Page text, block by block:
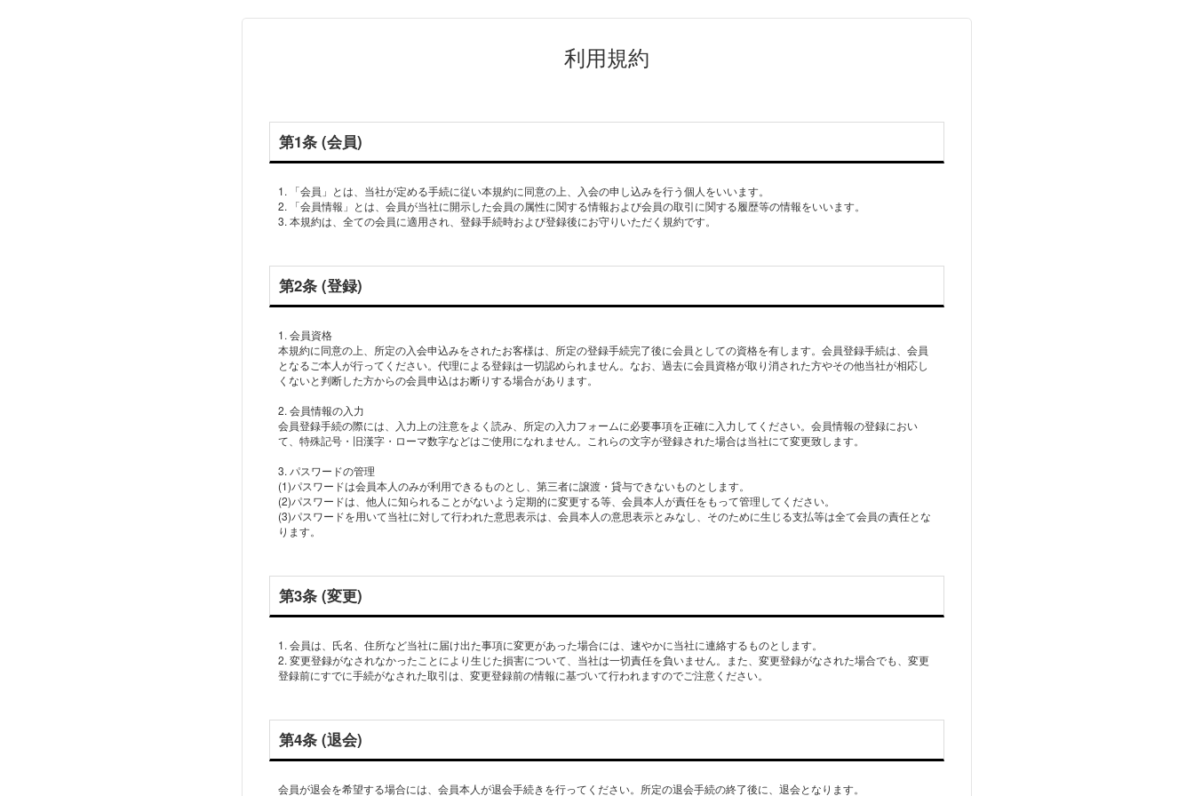
利用規約
第1条 (会員)
1. 「会員」とは、当社が定める手続に従い本規約に同意の上、入会の申し込みを行う個人をいいます。
2. 「会員情報」とは、会員が当社に開示した会員の属性に関する情報および会員の取引に関する履歴等の情報をいいます。
3. 本規約は、全ての会員に適用され、登録手続時および登録後にお守りいただく規約です。
第2条 (登録)
1. 会員資格
本規約に同意の上、所定の入会申込みをされたお客様は、所定の登録手続完了後に会員としての資格を有します。会員登録手続は、会員
となるご本人が行ってください。代理による登録は一切認められません。なお、過去に会員資格が取り消された方やその他当社が相応し
くないと判断した方からの会員申込はお断りする場合があります。
2. 会員情報の入力
会員登録手続の際には、入力上の注意をよく読み、所定の入力フォームに必要事項を正確に入力してください。会員情報の登録におい
て、特殊記号・旧漢字・ローマ数字などはご使用になれません。これらの文字が登録された場合は当社にて変更致します。
3. パスワードの管理
(1)パスワードは会員本人のみが利用できるものとし、第三者に譲渡・貸与できないものとします。
(2)パスワードは、他人に知られることがないよう定期的に変更する等、会員本人が責任をもって管理してください。
(3)パスワードを用いて当社に対して行われた意思表示は、会員本人の意思表示とみなし、そのために生じる支払等は全て会員の責任とな
ります。
第3条 (変更)
1. 会員は、氏名、住所など当社に届け出た事項に変更があった場合には、速やかに当社に連絡するものとします。
2. 変更登録がなされなかったことにより生じた損害について、当社は一切責任を負いません。また、変更登録がなされた場合でも、変更
登録前にすでに手続がなされた取引は、変更登録前の情報に基づいて行われますのでご注意ください。
第4条 (退会)
会員が退会を希望する場合には、会員本人が退会手続きを行ってください。所定の退会手続の終了後に、退会となります。